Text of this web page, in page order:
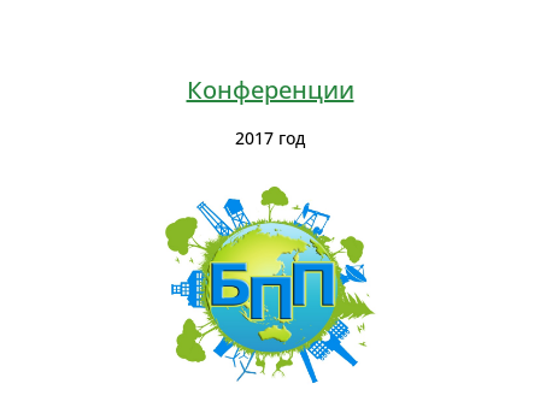
Конференции
2017 год